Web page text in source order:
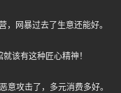
网暴过去了生意还能好。
该有这种匠心精神！
意攻击了，多元消费多好。